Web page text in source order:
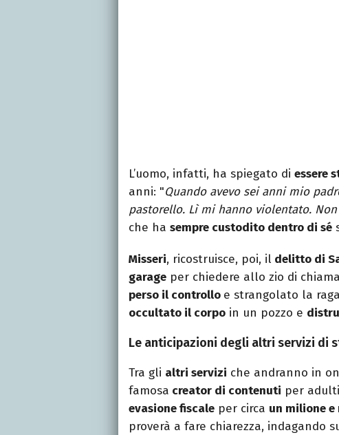
L’uomo, infatti, ha spiegato di essere
anni: "Quando avevo sei anni mio
pastorello. Lì mi hanno violentato.
che ha sempre custodito dentro di sé
Misseri, ricostruisce, poi, il delitto di
garage per chiedere allo zio di
perso il controllo e strangolato la
occultato il corpo in un pozzo e
Le anticipazioni degli altri servizi di
Tra gli altri servizi che andranno in
famosa creator di contenuti per
evasione fiscale per circa un milione e
proverà a fare chiarezza, indagando